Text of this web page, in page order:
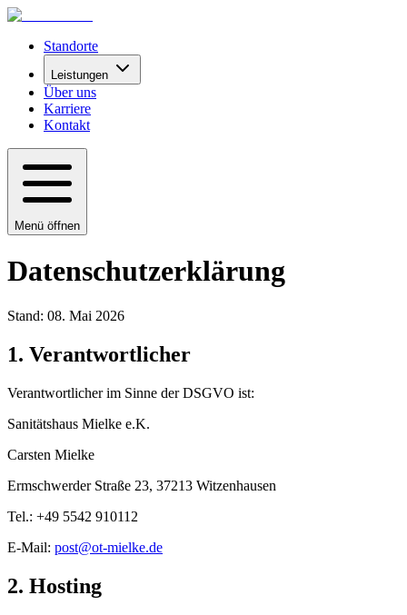
Standorte
Leistungen
Über uns
Karriere
Kontakt
Menü öffnen
Datenschutzerklärung
Stand: 08. Mai 2026
1. Verantwortlicher
Verantwortlicher im Sinne der DSGVO ist:
Sanitätshaus Mielke e.K.
Carsten Mielke
Ermschwerder Straße 23, 37213 Witzenhausen
Tel.: +49 5542 910112
E-Mail: post@ot-mielke.de
2. Hosting